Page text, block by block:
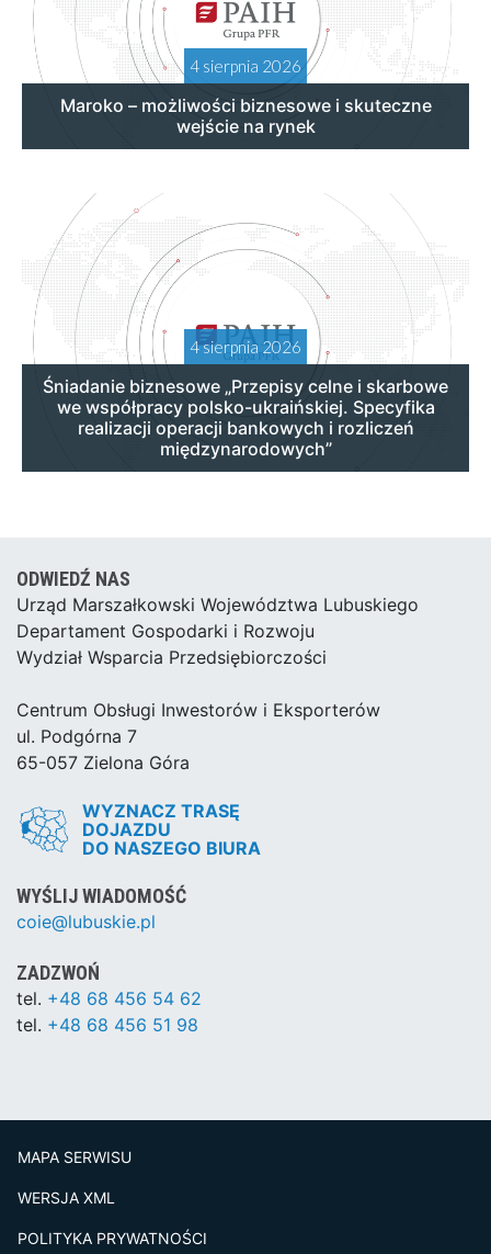
4 sierpnia 2026
Maroko – możliwości biznesowe i skuteczne
wejście na rynek
4 sierpnia 2026
Śniadanie biznesowe „Przepisy celne i skarbowe
we współpracy polsko-ukraińskiej. Specyfika
realizacji operacji bankowych i rozliczeń
międzynarodowych”
ODWIEDŹ NAS
Urząd Marszałkowski Województwa Lubuskiego
Departament Gospodarki i Rozwoju
Wydział Wsparcia Przedsiębiorczości
Centrum Obsługi Inwestorów i Eksporterów
ul. Podgórna 7
65-057 Zielona Góra
WYZNACZ TRASĘ
DOJAZDU
DO NASZEGO BIURA
WYŚLIJ WIADOMOŚĆ
coie@lubuskie.pl
ZADZWOŃ
tel. +48 68 456 54 62
tel. +48 68 456 51 98
MAPA SERWISU
WERSJA XML
POLITYKA PRYWATNOŚCI